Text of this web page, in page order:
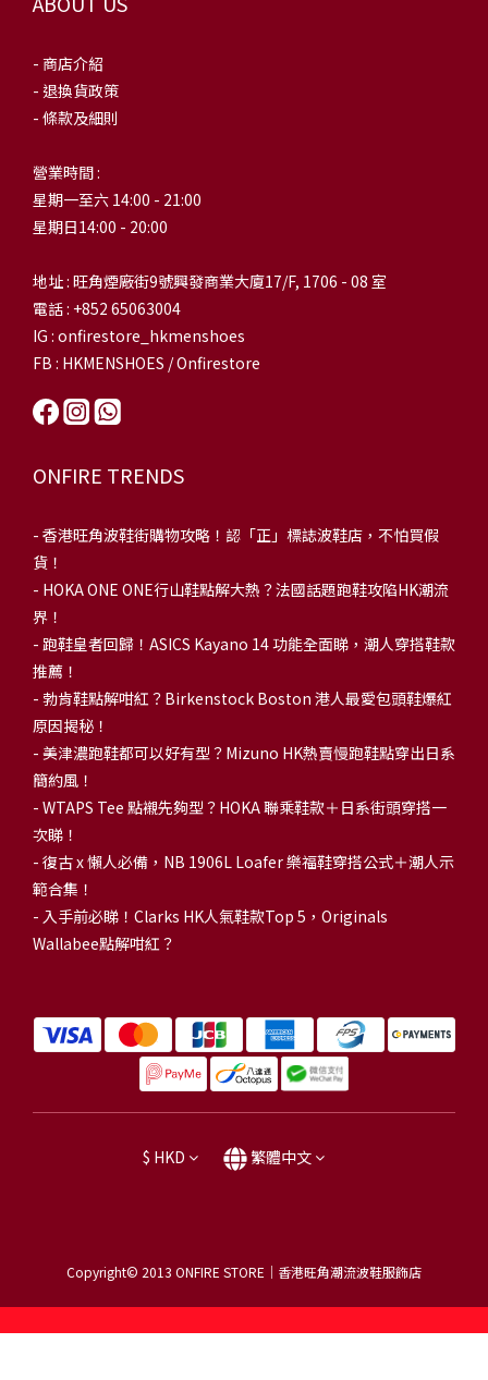
- 商店介紹
- 退換貨政策
- 條款及細則
營業時間 :
星期一至六 14:00 - 21:00
星期日14:00 - 20:00
地址 : 旺角煙廠街9號興發商業大廈17/F, 1706 - 08 室
電話 : +852 65063004
IG : onfirestore_hkmenshoes
FB : HKMENSHOES / Onfirestore
ONFIRE TRENDS
- 香港旺角波鞋街購物攻略！認「正」標誌波鞋店，不怕買假
貨！
- HOKA ONE ONE行山鞋點解大熱？法國話題跑鞋攻陷HK潮流
界！
- 跑鞋皇者回歸！ASICS Kayano 14 功能全面睇，潮人穿搭鞋款
推薦！
- 勃肯鞋點解咁紅？Birkenstock Boston 港人最愛包頭鞋爆紅
原因揭秘！
- 美津濃跑鞋都可以好有型？Mizuno HK熱賣慢跑鞋點穿出日系
簡約風！
- WTAPS Tee 點襯先夠型？HOKA 聯乘鞋款＋日系街頭穿搭一
次睇！
- 復古 x 懶人必備，NB 1906L Loafer 樂福鞋穿搭公式＋潮人示
範合集！
- 入手前必睇！Clarks HK人氣鞋款Top 5，Originals
Wallabee點解咁紅？
$ HKD 繁體中文
Copyright© 2013 ONFIRE STORE｜香港旺角潮流波鞋服飾店